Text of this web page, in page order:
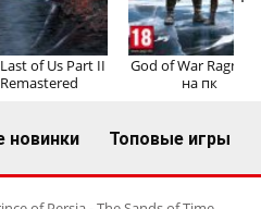
of Us Part II
Remastered
God of War
на пк
новинки Топовые игры